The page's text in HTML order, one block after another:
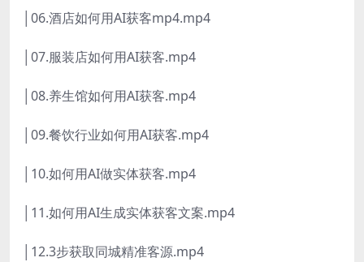
│06.酒店如何用AI获客mp4.mp4
│07.服装店如何用AI获客.mp4
│08.养生馆如何用AI获客.mp4
│09.餐饮行业如何用AI获客.mp4
│10.如何用AI做实体获客.mp4
│11.如何用AI生成实体获客文案.mp4
│12.3步获取同城精准客源.mp4